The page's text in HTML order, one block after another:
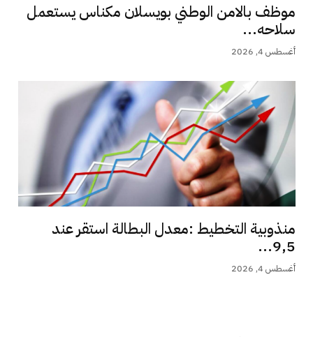
موظف بالامن الوطني بويسلان مكناس يستعمل
سلاحه...
أغسطس 4, 2026
منذوبية التخطيط :معدل البطالة استقر عند
9,5...
أغسطس 4, 2026